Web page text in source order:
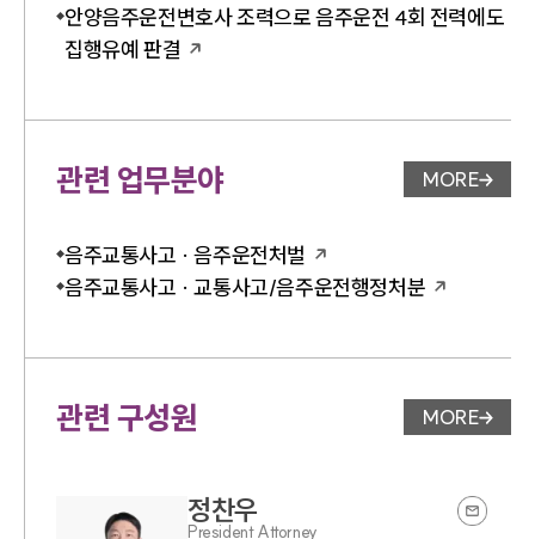
안양음주운전변호사 조력으로 음주운전 4회 전력에도
집행유예 판결
관련 업무분야 업무분야
MORE
음주교통사고 · 음주운전처벌
음주교통사고 · 교통사고/음주운전행정처분
관련 구성원 변호사 페
MORE
정찬우
President Attorney